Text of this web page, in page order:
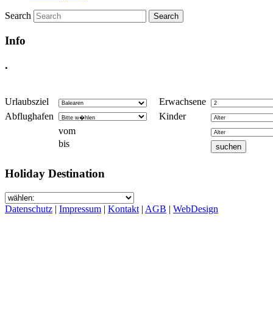
Search
Info
.
Urlaubsziel
Erwachsene
Abflughafen
Kinder
vom
bis
Holiday Destination
Datenschutz | Impressum | Kontakt | AGB | WebDesign